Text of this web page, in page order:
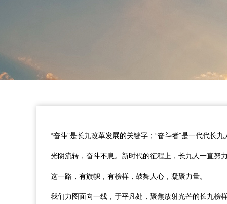
“奋斗”是长九改革发展的关键字；“奋斗者”是一代代长
光阴流转，奋斗不息。新时代的征程上，长九人一直努
这一路，有旗帜，有榜样，鼓舞人心，凝聚力量。
我们力图面向一线，于平凡处，聚焦放射光芒的长九榜